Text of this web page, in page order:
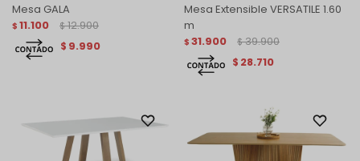
Mesa GALA
$ 11.100 $ 12.900
$ 9.990
Mesa Extensible VERSATILE 1.60
m
$ 31.900 $ 39.900
$ 28.710